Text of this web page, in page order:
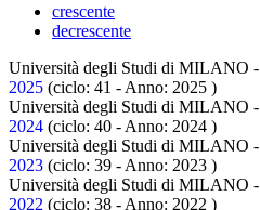
crescente
decrescente
Università degli Studi di MILANO -
2025 (ciclo: 41 - Anno: 2025 )
Università degli Studi di MILANO -
2024 (ciclo: 40 - Anno: 2024 )
Università degli Studi di MILANO -
2023 (ciclo: 39 - Anno: 2023 )
Università degli Studi di MILANO -
2022 (ciclo: 38 - Anno: 2022 )